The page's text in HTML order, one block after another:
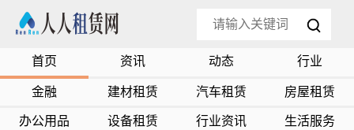
首页 资讯 动态 行业
金融 建材租赁 汽车租赁 房屋租赁
办公用品 设备租赁 行业资讯 生活服务